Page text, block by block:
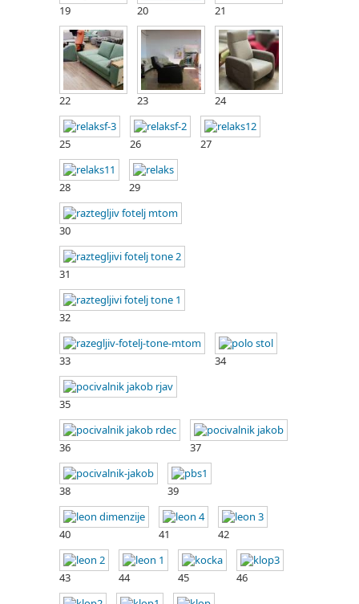
19 20 21
22 23 24
25 26 27
28 29
30
31
32
33 34
35
36 37
38 39
40 41 42
43 44 45 46